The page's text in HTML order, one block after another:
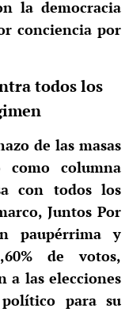
la democracia
conciencia por
todos los
de las masas
columna
con todos los
Juntos Por
paupérrima y
de votos,
a las elecciones
para su